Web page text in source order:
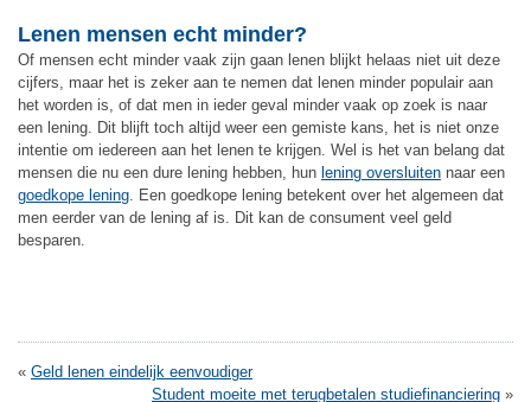
Lenen mensen echt minder?
Of mensen echt minder vaak zijn gaan lenen blijkt helaas niet uit deze
cijfers, maar het is zeker aan te nemen dat lenen minder populair aan
het worden is, of dat men in ieder geval minder vaak op zoek is naar
een lening. Dit blijft toch altijd weer een gemiste kans, het is niet onze
intentie om iedereen aan het lenen te krijgen. Wel is het van belang dat
mensen die nu een dure lening hebben, hun lening oversluiten naar een
goedkope lening . Een goedkope lening betekent over het algemeen dat
men eerder van de lening af is. Dit kan de consument veel geld
besparen.
« Geld lenen eindelijk eenvoudiger
Student moeite met terugbetalen studiefinanciering »